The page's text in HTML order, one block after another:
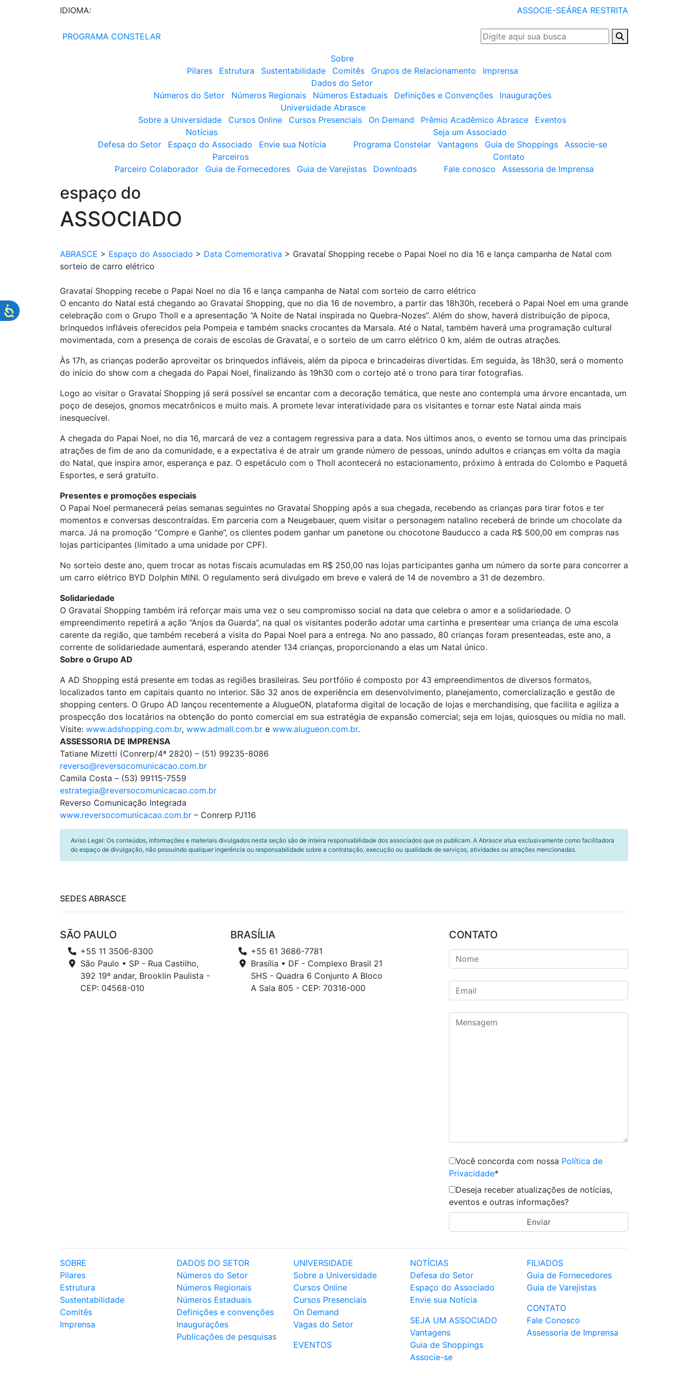
IDIOMA: ASSOCIE-SEÁREA RESTRITA
PROGRAMA CONSTELAR
Sobre
Pilares
Estrutura Sustentabilidade Comitês Grupos de Relacionamento
Imprensa
Dados do Setor
Números do Setor
Números Regionais Números Estaduais Definições e Convenções
Inaugurações
Universidade Abrasce
Sobre a Universidade
Cursos Online Cursos Presenciais On Demand Prêmio Acadêmico Abrasce
Eventos
Notícias
Defesa do Setor
Espaço do Associado Envie sua Notícia
Seja um Associado
Programa Constelar
Vantagens Guia de Shoppings
Associe-se
Parceiros
Parceiro Colaborador
Guia de Fornecedores Guia de Varejistas Downloads
Contato
Fale conosco
Assessoria de Imprensa
espaço do
ASSOCIADO
ABRASCE > Espaço do Associado > Data Comemorativa > Gravataí Shopping recebe o Papai Noel no dia 16 e lança campanha de Natal com
sorteio de carro elétrico
Gravataí Shopping recebe o Papai Noel no dia 16 e lança campanha de Natal com sorteio de carro elétrico
O encanto do Natal está chegando ao Gravataí Shopping, que no dia 16 de novembro, a partir das 18h30h, receberá o Papai Noel em uma grande
celebração com o Grupo Tholl e a apresentação “A Noite de Natal inspirada no Quebra-Nozes”. Além do show, haverá distribuição de pipoca,
brinquedos infláveis oferecidos pela Pompeia e também snacks crocantes da Marsala. Até o Natal, também haverá uma programação cultural
movimentada, com a presença de corais de escolas de Gravataí, e o sorteio de um carro elétrico 0 km, além de outras atrações.
Às 17h, as crianças poderão aproveitar os brinquedos infláveis, além da pipoca e brincadeiras divertidas. Em seguida, às 18h30, será o momento
do início do show com a chegada do Papai Noel, finalizando às 19h30 com o cortejo até o trono para tirar fotografias.
Logo ao visitar o Gravataí Shopping já será possível se encantar com a decoração temática, que neste ano contempla uma árvore encantada, um
poço de desejos, gnomos mecatrônicos e muito mais. A promete levar interatividade para os visitantes e tornar este Natal ainda mais
inesquecível.
A chegada do Papai Noel, no dia 16, marcará de vez a contagem regressiva para a data. Nos últimos anos, o evento se tornou uma das principais
atrações de fim de ano da comunidade, e a expectativa é de atrair um grande número de pessoas, unindo adultos e crianças em volta da magia
do Natal, que inspira amor, esperança e paz. O espetáculo com o Tholl acontecerá no estacionamento, próximo à entrada do Colombo e Paquetá
Esportes, e será gratuito.
Presentes e promoções especiais
O Papai Noel permanecerá pelas semanas seguintes no Gravataí Shopping após a sua chegada, recebendo as crianças para tirar fotos e ter
momentos e conversas descontraídas. Em parceria com a Neugebauer, quem visitar o personagem natalino receberá de brinde um chocolate da
marca. Já na promoção “Compre e Ganhe”, os clientes podem ganhar um panetone ou chocotone Bauducco a cada R$ 500,00 em compras nas
lojas participantes (limitado a uma unidade por CPF).
No sorteio deste ano, quem trocar as notas fiscais acumuladas em R$ 250,00 nas lojas participantes ganha um número da sorte para concorrer a
um carro elétrico BYD Dolphin MINI. O regulamento será divulgado em breve e valerá de 14 de novembro a 31 de dezembro.
Solidariedade
O Gravataí Shopping também irá reforçar mais uma vez o seu compromisso social na data que celebra o amor e a solidariedade. O
empreendimento repetirá a ação “Anjos da Guarda”, na qual os visitantes poderão adotar uma cartinha e presentear uma criança de uma escola
carente da região, que também receberá a visita do Papai Noel para a entrega. No ano passado, 80 crianças foram presenteadas, este ano, a
corrente de solidariedade aumentará, esperando atender 134 crianças, proporcionando a elas um Natal único.
Sobre o Grupo AD
A AD Shopping está presente em todas as regiões brasileiras. Seu portfólio é composto por 43 empreendimentos de diversos formatos,
localizados tanto em capitais quanto no interior. São 32 anos de experiência em desenvolvimento, planejamento, comercialização e gestão de
shopping centers. O Grupo AD lançou recentemente a AlugueON, plataforma digital de locação de lojas e merchandising, que facilita e agiliza a
prospecção dos locatários na obtenção do ponto comercial em sua estratégia de expansão comercial; seja em lojas, quiosques ou mídia no mall.
Visite: www.adshopping.com.br, www.admall.com.br e www.alugueon.com.br.
ASSESSORIA DE IMPRENSA
Tatiane Mizetti (Conrerp/4ª 2820) – (51) 99235-8086
reverso@reversocomunicacao.com.br
Camila Costa – (53) 99115-7559
estrategia@reversocomunicacao.com.br
Reverso Comunicação Integrada
www.reversocomunicacao.com.br – Conrerp PJ116
Aviso Legal: Os conteúdos, informações e materiais divulgados nesta seção são de inteira responsabilidade dos associados que os publicam. A Abrasce atua exclusivamente como facilitadora
do espaço de divulgação, não possuindo qualquer ingerência ou responsabilidade sobre a contratação, execução ou qualidade de serviços, atividades ou atrações mencionadas.
SEDES ABRASCE
SÃO PAULO
+55 11 3506-8300
São Paulo • SP - Rua Castilho,
392 19º andar, Brooklin Paulista -
CEP: 04568-010
BRASÍLIA
+55 61 3686-7781
Brasília • DF - Complexo Brasil 21
SHS - Quadra 6 Conjunto A Bloco
A Sala 805 - CEP: 70316-000
CONTATO
Você concorda com nossa Política de
Privacidade*
Deseja receber atualizações de notícias,
eventos e outras informações?
SOBRE
Pilares
Estrutura
Sustentabilidade
Comitês
Imprensa
DADOS DO SETOR
Números do Setor
Números Regionais
Números Estaduais
Definições e convenções
Inaugurações
Publicações de pesquisas
UNIVERSIDADE
Sobre a Universidade
Cursos Online
Cursos Presenciais
On Demand
Vagas do Setor
EVENTOS
NOTÍCIAS
Defesa do Setor
Espaço do Associado
Envie sua Notícia
SEJA UM ASSOCIADO
Vantagens
Guia de Shoppings
Associe-se
FILIADOS
Guia de Fornecedores
Guia de Varejistas
CONTATO
Fale Conosco
Assessoria de Imprensa